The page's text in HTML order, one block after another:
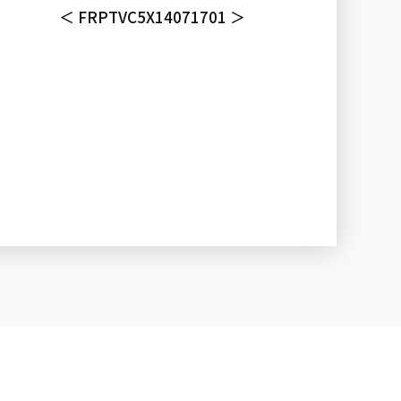
＜ FRPTVC5X14071701 ＞